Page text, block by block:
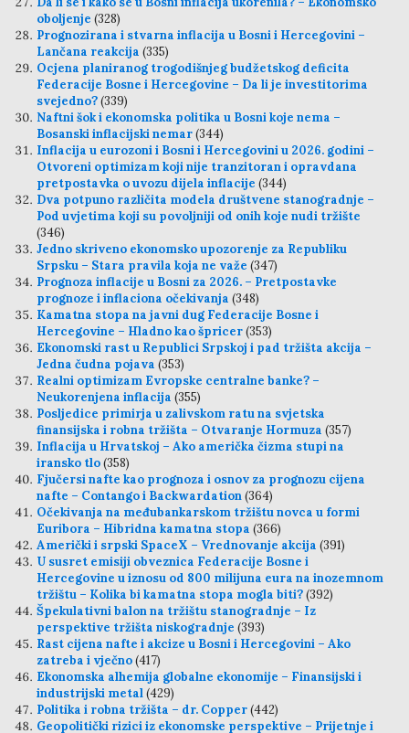
oboljenje (328)
Prognozirana i stvarna inflacija u Bosni i Hercegovini –
Lančana reakcija (335)
Ocjena planiranog trogodišnjeg budžetskog deficita
Federacije Bosne i Hercegovine – Da li je investitorima
svejedno?(339)
Naftni šok i ekonomska politika u Bosni koje nema –
Bosanski inflacijski nemar(344)
Inflacija u eurozoni i Bosni i Hercegovini u 2026. godini –
Otvoreni optimizam koji nije tranzitoran i opravdana
pretpostavka o uvozu dijela inflacije (344)
Dva potpuno različita modela društvene stanogradnje –
Pod uvjetima koji su povoljniji od onih koje nudi tržište
(346)
Jedno skriveno ekonomsko upozorenje za Republiku
Srpsku – Stara pravila koja ne važe (347)
Prognoza inflacije u Bosni za 2026. – Pretpostavke
prognoze i inflaciona očekivanja (348)
Kamatna stopa na javni dug Federacije Bosne i
Hercegovine – Hladno kao špricer(353)
Ekonomski rast u Republici Srpskoj i pad tržišta akcija –
Jedna čudna pojava (353)
Realni optimizam Evropske centralne banke? –
Neukorenjena inflacija (355)
Posljedice primirja u zalivskom ratu na svjetska
finansijska i robna tržišta – Otvaranje Hormuza (357)
Inflacija u Hrvatskoj – Ako američka čizma stupi na
iransko tlo(358)
Fjučersi nafte kao prognoza i osnov za prognozu cijena
nafte – Contango i Backwardation(364)
Očekivanja na međubankarskom tržištu novca u formi
Euribora – Hibridna kamatna stopa (366)
Američki i srpski SpaceX – Vrednovanje akcija (391)
U susret emisiji obveznica Federacije Bosne i
Hercegovine u iznosu od 800 milijuna eura na inozemnom
tržištu – Kolika bi kamatna stopa mogla biti?(392)
Špekulativni balon na tržištu stanogradnje – Iz
perspektive tržišta niskogradnje (393)
Rast cijena nafte i akcize u Bosni i Hercegovini – Ako
zatreba i vječno(417)
Ekonomska alhemija globalne ekonomije – Finansijski i
industrijski metal(429)
Politika i robna tržišta – dr. Copper(442)
Geopolitički rizici iz ekonomske perspektive – Prijetnje i